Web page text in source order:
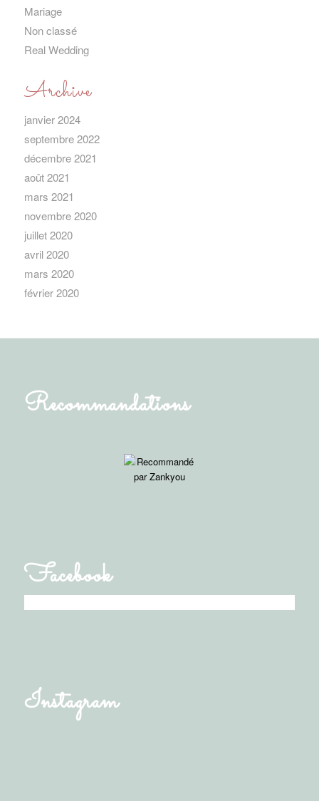
Mariage
Non classé
Real Wedding
Archive
janvier 2024
septembre 2022
décembre 2021
août 2021
mars 2021
novembre 2020
juillet 2020
avril 2020
mars 2020
février 2020
Recommandations
Facebook
Instagram